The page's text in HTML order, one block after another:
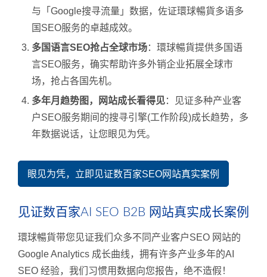
与「Google搜寻流量」数据，佐证環球暢貨多语多
国SEO服务的卓越成效。
多国语言SEO抢占全球市场：環球暢貨提供多国语
言SEO服务，确实帮助许多外销企业拓展全球市
场，抢占各国先机。
多年月趋势图，网站成长看得见：见证多种产业客
户SEO服务期间的搜寻引擎(工作阶段)成长趋势，多
年数据说话，让您眼见为凭。
眼见为凭，立即见证数百家SEO网站真实案例
见证数百家AI SEO B2B 网站真实成长案例
環球暢貨带您见证我们众多不同产业客户SEO 网站的
Google Analytics 成长曲线，拥有许多产业多年的AI
SEO 经验，我们习惯用数据向您报告，绝不造假！